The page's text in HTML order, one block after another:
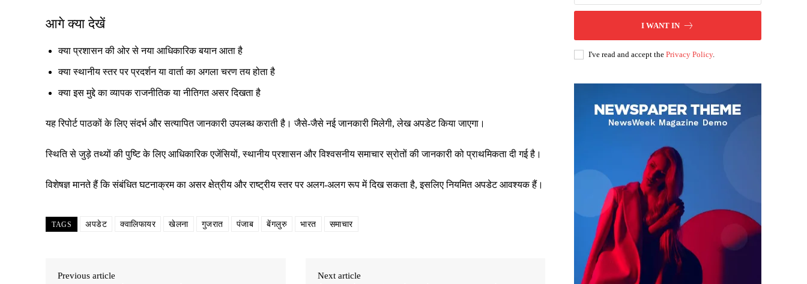
आगे क्या देखें
क्या प्रशासन की ओर से नया आधिकारिक बयान आता है
क्या स्थानीय स्तर पर प्रदर्शन या वार्ता का अगला चरण तय होता है
क्या इस मुद्दे का व्यापक राजनीतिक या नीतिगत असर दिखता है
यह रिपोर्ट पाठकों के लिए संदर्भ और सत्यापित जानकारी उपलब्ध कराती है। जैसे-जैसे नई जानकारी मिलेगी, लेख अपडेट किया जाएगा।
स्थिति से जुड़े तथ्यों की पुष्टि के लिए आधिकारिक एजेंसियों, स्थानीय प्रशासन और विश्वसनीय समाचार स्रोतों की जानकारी को प्राथमिकता दी गई है।
विशेषज्ञ मानते हैं कि संबंधित घटनाक्रम का असर क्षेत्रीय और राष्ट्रीय स्तर पर अलग-अलग रूप में दिख सकता है, इसलिए नियमित अपडेट आवश्यक हैं।
TAGS अपडेट क्वालिफायर खेलना गुजरात पंजाब बेंगलुरु भारत समाचार
Previous article Next article
I WANT IN
I've read and accept thePrivacy Policy.